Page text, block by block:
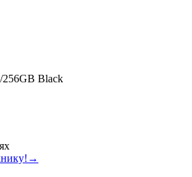
256GB Black
→